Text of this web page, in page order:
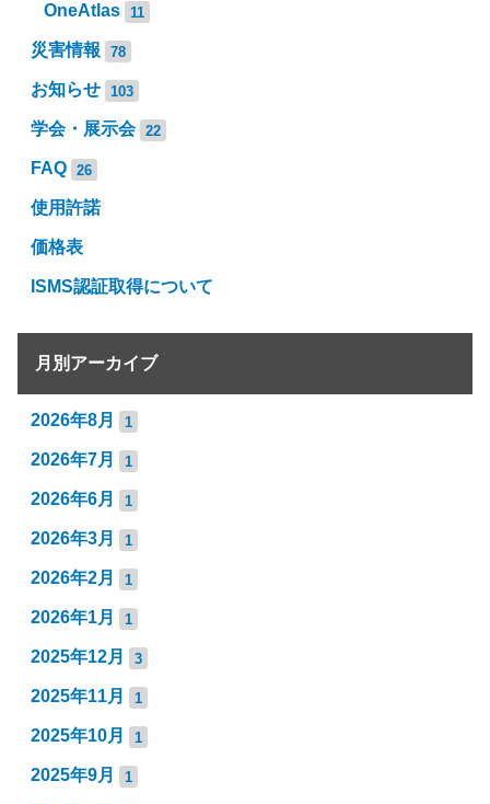
OneAtlas 11
災害情報 78
お知らせ 103
学会・展示会 22
FAQ 26
使用許諾
価格表
ISMS認証取得について
月別アーカイブ
2026年8月 1
2026年7月 1
2026年6月 1
2026年3月 1
2026年2月 1
2026年1月 1
2025年12月 3
2025年11月 1
2025年10月 1
2025年9月 1